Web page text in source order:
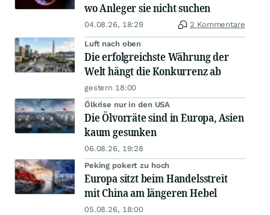
wo Anleger sie nicht suchen
04.08.26, 18:29 2 Kommentare
Luft nach oben
Die erfolgreichste Währung der
Welt hängt die Konkurrenz ab
gestern 18:00
Ölkrise nur in den USA
Die Ölvorräte sind in Europa, Asien
kaum gesunken
06.08.26, 19:28
Peking pokert zu hoch
Europa sitzt beim Handelsstreit
mit China am längeren Hebel
05.08.26, 18:00